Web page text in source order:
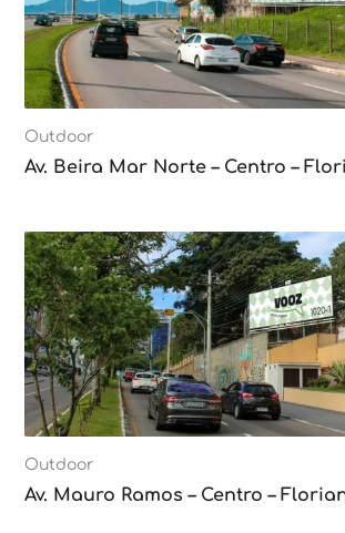
Outdoor
Av. Beira Mar Norte – Centro –
Outdoor
Av. Mauro Ramos – Centro –